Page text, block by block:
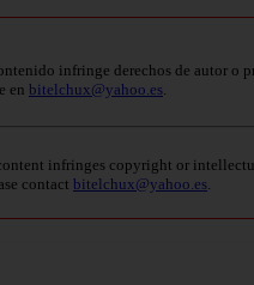
infringe derechos de autor o
en bitelchux@yahoo.es
infringes copyright or
contact bitelchux@yahoo.es